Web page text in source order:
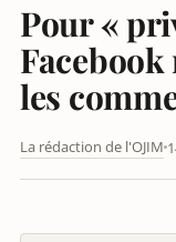
Pour «
les
La rédaction de l'OJIM